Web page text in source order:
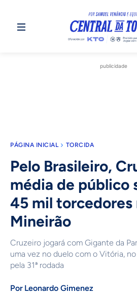
publicidade
PÁGINA INICIAL TORCIDA
Pelo Brasileiro,
média de público
45 mil torcedores
Mineirão
Cruzeiro jogará com Gigante da
uma vez no duelo com o Vitória, no
pela 31ª rodada
Por Leonardo Gimenez